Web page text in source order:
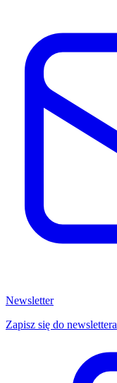
Newsletter
Zapisz się do newslettera